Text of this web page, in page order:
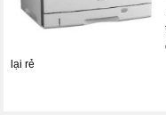
lại rẻ